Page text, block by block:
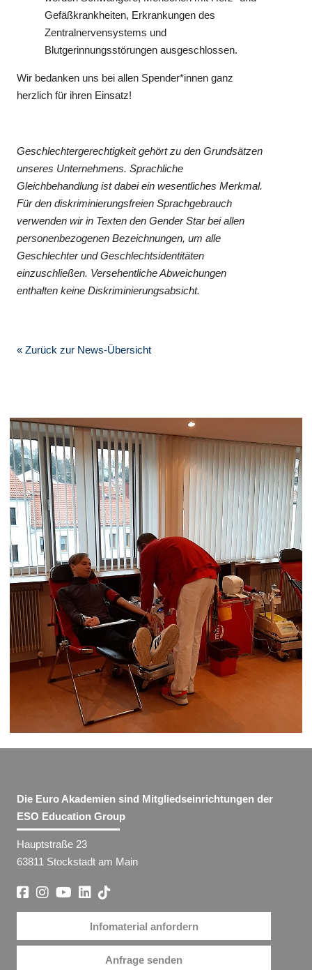
Gefäßkrankheiten, Erkrankungen des
Zentralnervensystems und
Blutgerinnungsstörungen ausgeschlossen.
Wir bedanken uns bei allen Spender*innen ganz
herzlich für ihren Einsatz!
Geschlechtergerechtigkeit gehört zu den Grundsätzen
unseres Unternehmens. Sprachliche
Gleichbehandlung ist dabei ein wesentliches Merkmal.
Für den diskriminierungsfreien Sprachgebrauch
verwenden wir in Texten den Gender Star bei allen
personenbezogenen Bezeichnungen, um alle
Geschlechter und Geschlechtsidentitäten
einzuschließen. Versehentliche Abweichungen
enthalten keine Diskriminierungsabsicht.
« Zurück zur News-Übersicht
Die Euro Akademien sind Mitgliedseinrichtungen der
ESO Education Group
Hauptstraße 23
63811 Stockstadt am Main
Infomaterial anfordern
Anfrage senden